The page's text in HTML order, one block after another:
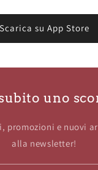
Scarica su App Store
uno
promozioni e nuovi
alla newsletter!